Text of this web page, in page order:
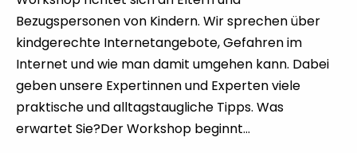
Bezugspersonen von Kindern. Wir sprechen über
kindgerechte Internetangebote, Gefahren im
Internet und wie man damit umgehen kann. Dabei
geben unsere Expertinnen und Experten viele
praktische und alltagstaugliche Tipps. Was
erwartet Sie?Der Workshop beginnt…